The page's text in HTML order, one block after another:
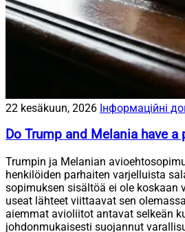
22 kesäkuun, 2026 Інформаційні
Do Trump and Melania have a
Trumpin ja Melanian
henkilöiden parhaiten varjelluista
sopimuksen sisältöä ei ole koskaan
useat lähteet viittaavat sen
aiemmat avioliitot antavat selkeän
johdonmukaisesti suojannut